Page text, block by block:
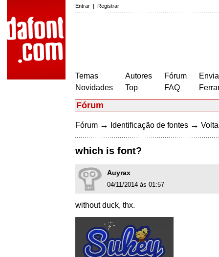
Entrar | Registrar
Temas
Novidades
Autores
Top
Fórum
FAQ
Fórum
Fórum → Identificação de fontes →
which is font?
Auyrax
04/11/2014 às 01:57
without duck, thx.